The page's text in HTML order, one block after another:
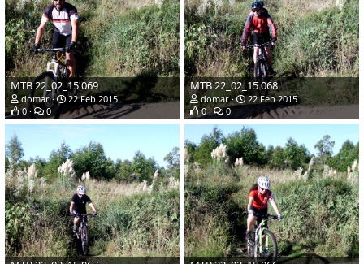
MTB 22_02_15 069
domar
22 Feb 2015
0
0
MTB 22_02_15 068
domar
22 Feb 2015
0
0